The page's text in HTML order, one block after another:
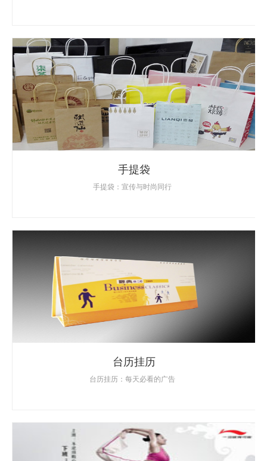
手提袋
手提袋：宣传与时尚同行
台历挂历
台历挂历：每天必看的广告